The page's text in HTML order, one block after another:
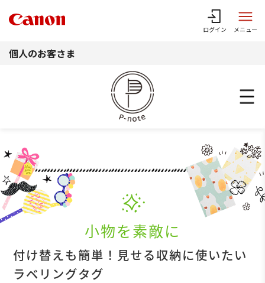
ログイン メニュー
個人のお客さま
小物を素敵に
付け替えも簡単！見せる収納に使いたい
ラベリングタグ